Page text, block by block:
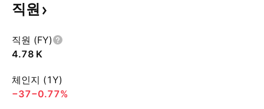
직원
직원 (FY)
‪4.78 K‬
체인지 (1Y)
−37−0.77%